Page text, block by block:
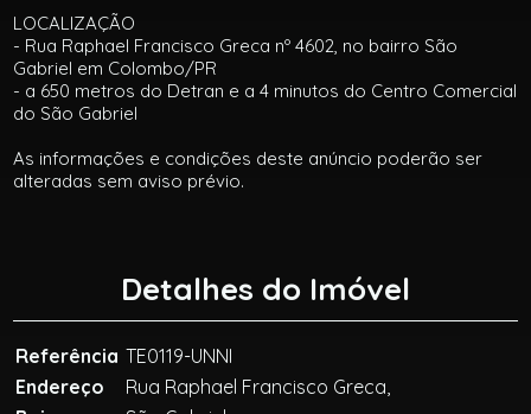
LOCALIZAÇÃO
- Rua Raphael Francisco Greca nº 4602, no bairro São
Gabriel em Colombo/PR
- a 650 metros do Detran e a 4 minutos do Centro Comercial
do São Gabriel
As informações e condições deste anúncio poderão ser
alteradas sem aviso prévio.
Detalhes do Imóvel
Referência TE0119-UNNI
Endereço
Rua Raphael Francisco Greca,